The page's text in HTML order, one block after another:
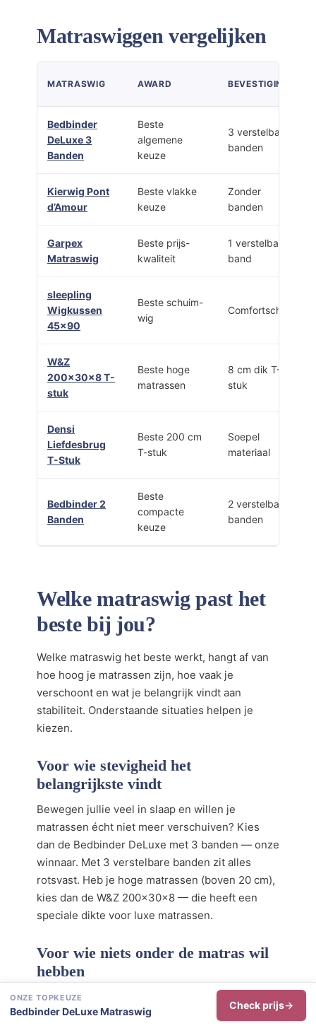
Matraswiggen vergelijken
MATRASWIG AWARD BEVESTIGING
Bedbinder
DeLuxe 3
Banden
Beste
algemene
keuze
3 verstelbare
banden
Kierwig Pont
d’Amour
Beste vlakke
keuze
Zonder
banden
Garpex
Matraswig
Beste prijs-
kwaliteit
1 verstelbare
band
sleepling
Wigkussen
45×90
Beste schuim-
wig
Comfortschuim
W&Z
200x30x8 T-
stuk
Beste hoge
matrassen
8 cm dik T-
stuk
Densi
Liefdesbrug
T-Stuk
Beste 200 cm
T-stuk
Soepel
materiaal
Bedbinder 2
Banden
Beste
compacte
keuze
2 verstelbare
banden
Welke matraswig past het
beste bij jou?
Welke matraswig het beste werkt, hangt af van
hoe hoog je matrassen zijn, hoe vaak je
verschoont en wat je belangrijk vindt aan
stabiliteit. Onderstaande situaties helpen je
kiezen.
Voor wie stevigheid het
belangrijkste vindt
Bewegen jullie veel in slaap en willen je
matrassen écht niet meer verschuiven? Kies
dan de Bedbinder DeLuxe met 3 banden — onze
winnaar. Met 3 verstelbare banden zit alles
rotsvast. Heb je hoge matrassen (boven 20 cm),
kies dan de W&Z 200x30x8 — die heeft een
speciale dikte voor luxe matrassen.
Voor wie niets onder de matras wil
hebben
Hou je niet van banden onder je matras? De
Kierwig Pont d’Amour is een vlakke wig die je
ONZE TOPKEUZE
Bedbinder DeLuxe Matraswig Check prijs